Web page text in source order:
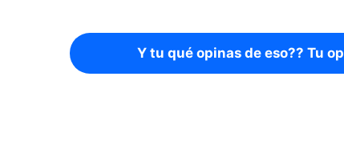
Y tu qué opinas de eso?? Tu